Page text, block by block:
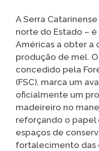
A Serra
norte do Estado –
Américas a obter a
produção de mel.
concedido pela
(FSC), marca um
oficialmente um
madeireiro no
reforçando o papel
espaços de
fortalecimento das